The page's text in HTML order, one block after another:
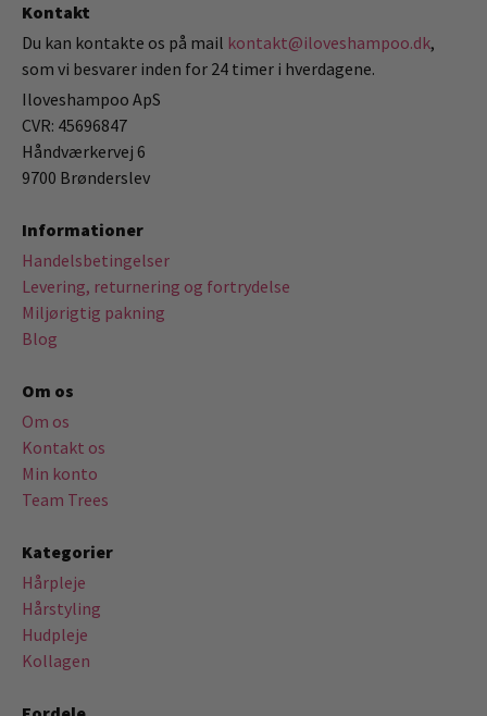
Kontakt
Du kan kontakte os på mail kontakt@iloveshampoo.dk,
som vi besvarer inden for 24 timer i hverdagene.
Iloveshampoo ApS
CVR: 45696847
Håndværkervej 6
9700 Brønderslev
Informationer
Handelsbetingelser
Levering, returnering og fortrydelse
Miljørigtig pakning
Blog
Om os
Om os
Kontakt os
Min konto
Team Trees
Kategorier
Hårpleje
Hårstyling
Hudpleje
Kollagen